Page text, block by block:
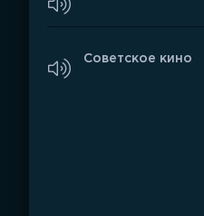
Советское кино